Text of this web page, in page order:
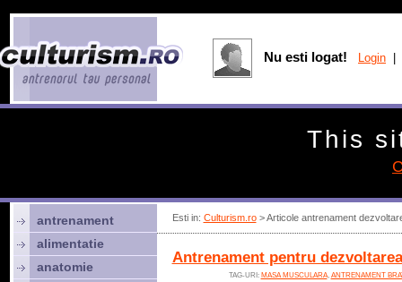
Esti in: Culturism.ro> Articole antrenament
Antrenament pentru
TAG-URI: MASA MUSCULARA, ANTRENAMENT
antrenament
alimentatie
anatomie
Nu esti logat! Login
This